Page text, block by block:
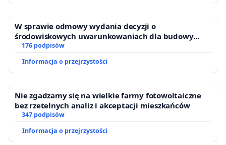
W sprawie odmowy wydania decyzji o
środowiskowych uwarunkowaniach dla budowy
zakładu wytwarzania biometanu „Krynki” w
Ostrowiu Południowym oraz ochrony mieszkańców i
Puszczy Knyszyńskiej
176 podpisów
Informacja o przejrzystości
Nie zgadzamy się na wielkie farmy fotowoltaiczne
bez rzetelnych analiz i akceptacji mieszkańców
347 podpisów
Informacja o przejrzystości